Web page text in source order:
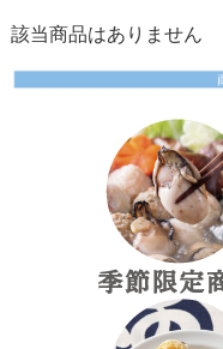
該当商品はありません